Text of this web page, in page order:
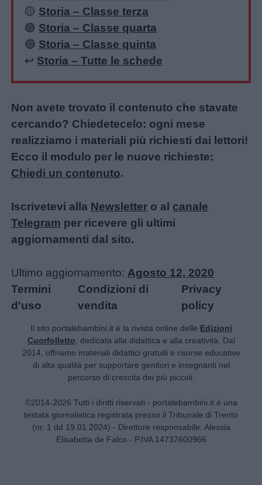
🟡 Storia – Classe terza
🟢 Storia – Classe quarta
🔵 Storia – Classe quinta
↩️ Storia – Tutte le schede
Non avete trovato il contenuto che stavate
cercando? Chiedetecelo: ogni mese
realizziamo i materiali più richiesti dai lettori!
Ecco il modulo per le nuove richieste:
Chiedi un contenuto.
Iscrivetevi alla Newsletter o al canale
Telegram per ricevere gli ultimi
aggiornamenti dal sito.
Ultimo aggiornamento: Agosto 12, 2020
Termini
d'uso
Condizioni di
vendita
Privacy
policy
Il sito portalebambini.it è la rivista online delle Edizioni
Cuorfolletto, dedicata alla didattica e alla creatività. Dal
2014, offriamo materiali didattici gratuiti e risorse educative
di alta qualità per supportare genitori e insegnanti nel
percorso di crescita dei più piccoli.
©2014-2026 Tutti i diritti riservati - portalebambini.it è una
testata giornalistica registrata presso il Tribunale di Trento
(nr. 1 dd 19.01.2024) - Direttore responsabile: Alessia
Elisabetta de Falco - P.IVA 14737600966